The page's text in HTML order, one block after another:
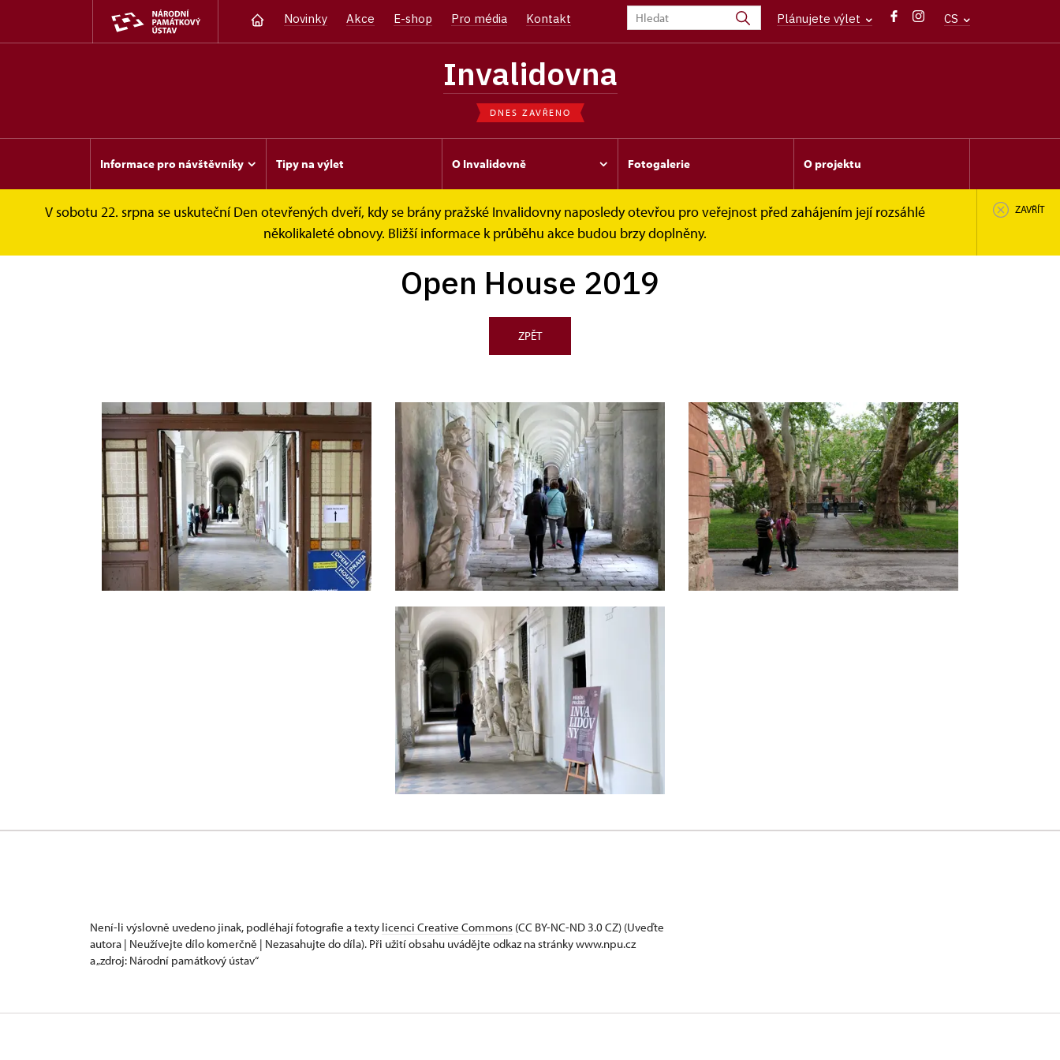
Novinky Akce E-shop Pro média Kontakt Plánujete výlet CS
Invalidovna
DNES ZAVŘENO
Informace pro návštěvníky Tipy na výlet O Invalidovně Fotogalerie O projektu
V sobotu 22. srpna se uskuteční Den otevřených dveří, kdy se brány pražské Invalidovny naposledy otevřou pro veřejnost před zahájením její rozsáhlé
několikaleté obnovy. Bližší informace k průběhu akce budou brzy doplněny.
ZAVŘÍT
Invalidovna Fotogalerie Open House 2019
Open House 2019
ZPĚT
Není-li výslovně uvedeno jinak, podléhají fotografie a texty licenci Creative Commons (CC BY-NC-ND 3.0 CZ) (Uveďte
autora | Neužívejte dílo komerčně | Nezasahujte do díla). Při užití obsahu uvádějte odkaz na stránky www.npu.cz
a „zdroj: Národní památkový ústav“